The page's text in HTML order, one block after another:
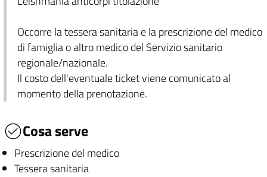
Occorre la tessera sanitaria e la prescrizione del medico
di famiglia o altro medico del Servizio sanitario
regionale/nazionale.
Il costo dell'eventuale ticket viene comunicato al
momento della prenotazione.
Cosa serve
Prescrizione del medico
Tessera sanitaria